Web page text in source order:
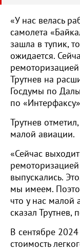
«У нас велась
самолета
зашла в тупик,
ожидается.
Трутнев на
Госдумы по
по
Трутнев
малой авиации.
«Сейчас
выпускались.
мы имеем.
что у нас малой
сказал Трутнев,
В сентябре
стоимость